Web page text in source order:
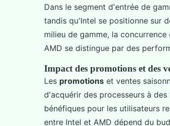
Dans le segment d'entrée de
tandis qu'Intel se positionne sur
milieu de gamme, la
AMD se distingue par des
Impact des promotions et des
Les promotions et ventes
d'acquérir des processeurs à
bénéfiques pour les utilisateurs
entre Intel et AMD dépend du